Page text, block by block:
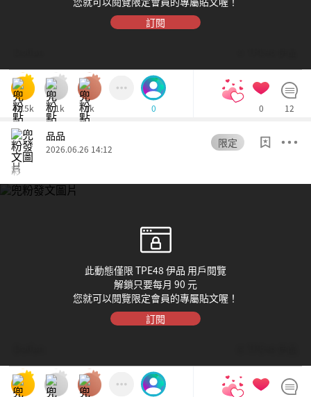
訂閱
42.5k 1.1k 1k 0 0 12
品品
2026.06.26 14:12
限定
彩
此動態僅限 TPE48 伊品 用戶閱覽
解鎖只要每月 90 元
您就可以閱覽限定會員的專屬貼文喔！
訂閱